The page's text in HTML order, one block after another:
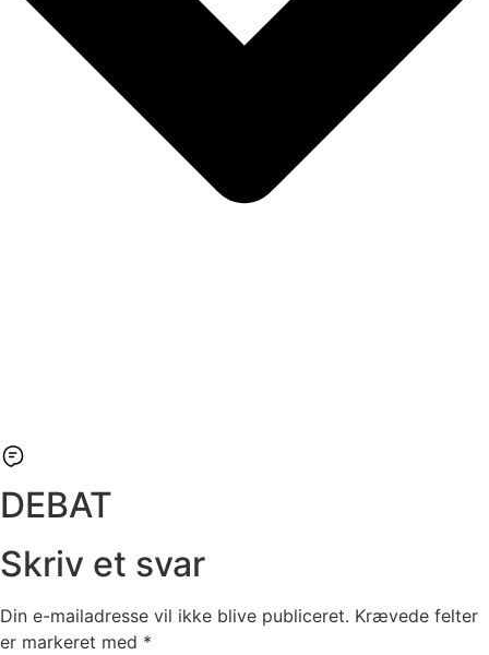
DEBAT
Skriv et svar
Din e-mailadresse vil ikke blive publiceret. Krævede felter
er markeret med *